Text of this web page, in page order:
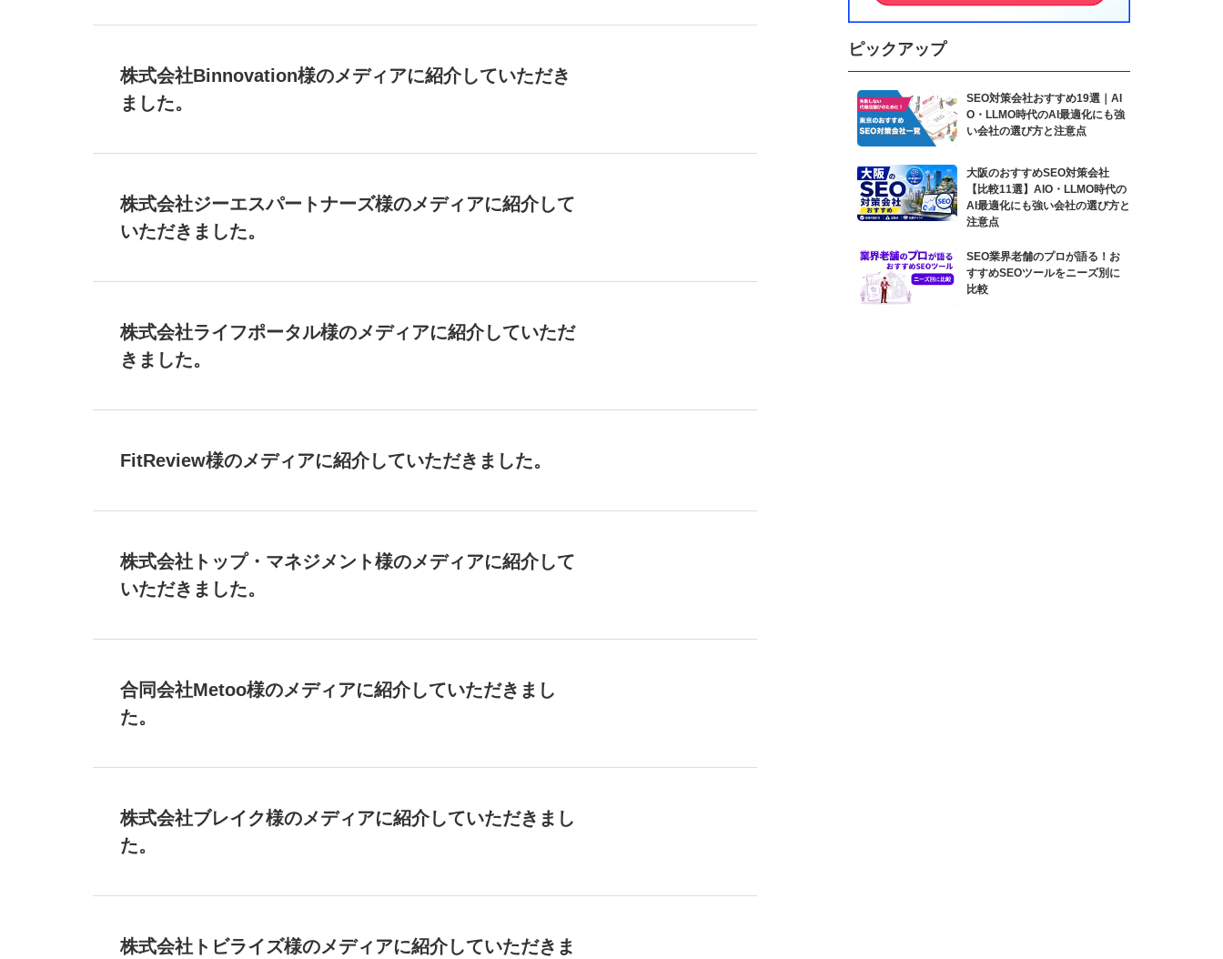
株式会社Binnovation様のメディアに紹介していただき
ました。
株式会社ジーエスパートナーズ様のメディアに紹介して
いただきました。
株式会社ライフポータル様のメディアに紹介していただ
きました。
FitReview様のメディアに紹介していただきました。
株式会社トップ・マネジメント様のメディアに紹介して
いただきました。
合同会社Metoo様のメディアに紹介していただきまし
た。
株式会社ブレイク様のメディアに紹介していただきまし
た。
株式会社トビライズ様のメディアに紹介していただきま
ピックアップ
SEO対策会社おすすめ19選｜AI
O・LLMO時代のAI最適化にも強
い会社の選び方と注意点
大阪のおすすめSEO対策会社
【比較11選】AIO・LLMO時代の
AI最適化にも強い会社の選び方と
注意点
SEO業界老舗のプロが語る！お
すすめSEOツールをニーズ別に
比較